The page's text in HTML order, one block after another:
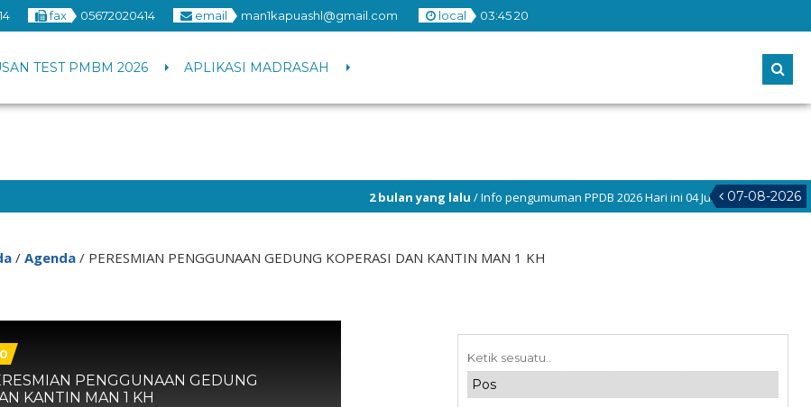
fax 05672020414 email man1kapuashl@gmail.com local 03:45 21
TEST PMBM 2026 APLIKASI MADRASAH
07-08-2026
2 bulan yang lalu/ Info pengumuman PPDB 2026 Hari ini 04 Juni 2026 pukul (12.00 WIB)
/ Agenda/ PERESMIAN PENGGUNAAN GEDUNG KOPERASI DAN KANTIN MAN 1 KH
PENGGUNAAN GEDUNG
KANTIN MAN 1 KH